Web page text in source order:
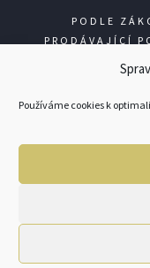
Používáme cookies k
Products
PODLE
PRODÁVAJÍCÍ
PŘIJATOU
PŘÍPADĚ